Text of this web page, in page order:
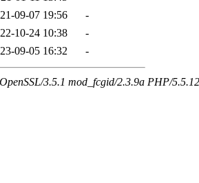
09-07 19:56
-
10-24 10:38
-
09-05 16:32 -
3.5.1 mod_fcgid/2.3.9a PHP/